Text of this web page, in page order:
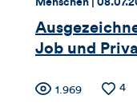
Artikels
Menschen |
Job und
Zähler
Anzahl
1.969
Anzahl
4